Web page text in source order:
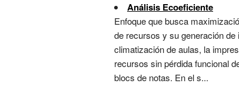
Análisis Ecoeficiente
Enfoque que busca
de recursos y su generación
climatización de aulas, la
recursos sin pérdida funcional
blocs de notas. En el s...